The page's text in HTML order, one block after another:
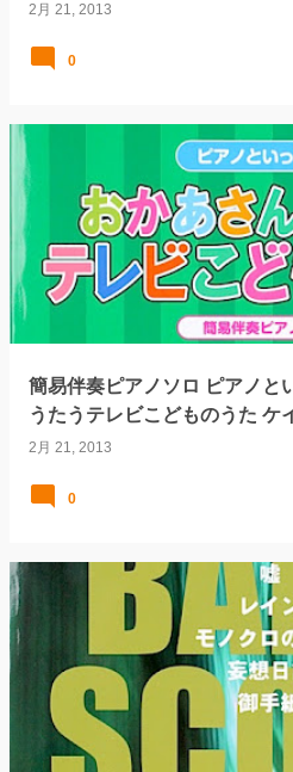
2月 21, 2013
0
簡易伴奏ピアノソロ ピアノと
うたうテレビこどものうた ケ
2月 21, 2013
0